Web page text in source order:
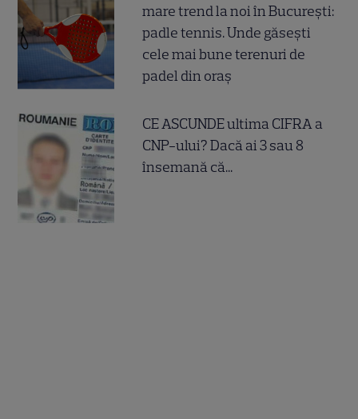
mare trend la noi în București:
padle tennis. Unde găsești
cele mai bune terenuri de
padel din oraș
CE ASCUNDE ultima CIFRA a
CNP-ului? Dacă ai 3 sau 8
însemană că...